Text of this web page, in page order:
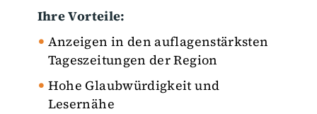
Ihre Vorteile:
Anzeigen in den auflagenstärksten
Tageszeitungen der Region
Hohe Glaubwürdigkeit und
Lesernähe